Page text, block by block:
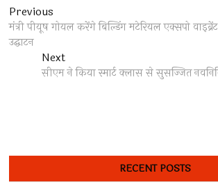
Post
navigation
Previous
post:
मंत्री पीयूष गोयल करेंगे बिल्डिंग मटेरियल एक्सपो
उद्घाटन
NextNext
post:
सीएम ने किया स्मार्ट क्लास से सुसज्जित
RECENT POSTS